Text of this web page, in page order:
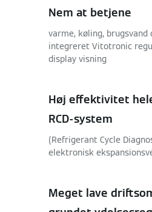
Nem at betjene
varme, køling,
integreret Vitotronic
display visning
Høj effektivitet
RCD-system
(Refrigerant Cycle
elektronisk
Meget lave